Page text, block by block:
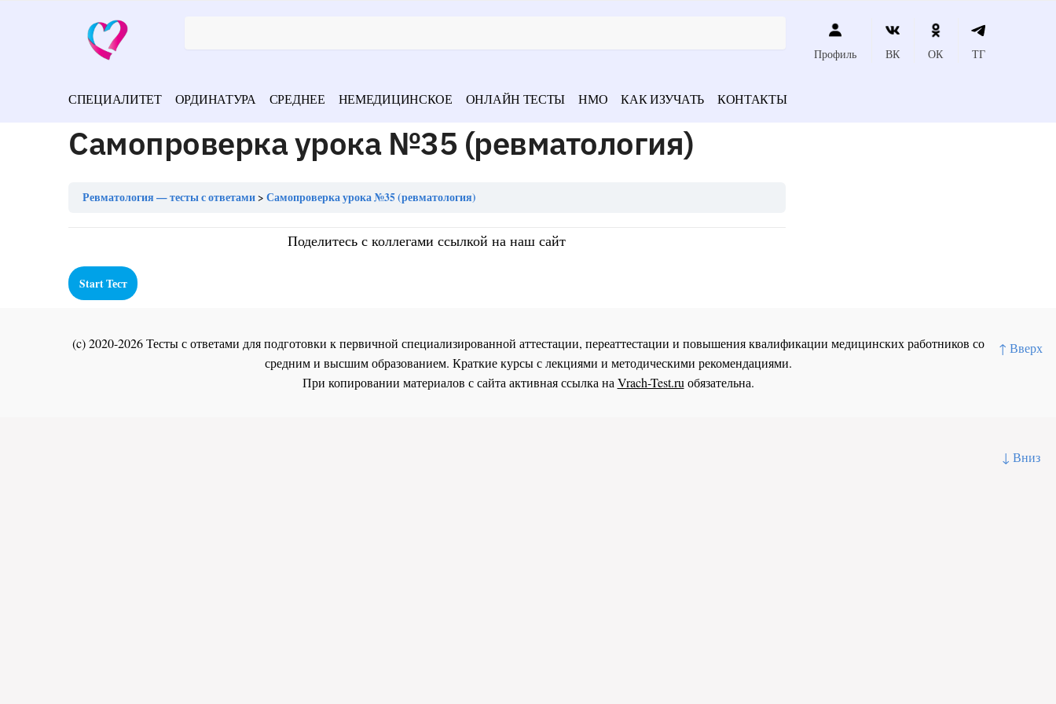
↑ Вверх
↓ Вниз
Профиль ВК ОК ТГ
СПЕЦИАЛИТЕТ ОРДИНАТУРА СРЕДНЕЕ НЕМЕДИЦИНСКОЕ ОНЛАЙН ТЕСТЫ НМО КАК ИЗУЧАТЬ КОНТАКТЫ
Самопроверка урока №35 (ревматология)
Ревматология — тесты с ответами Самопроверка урока №35 (ревматология)
Поделитесь с коллегами ссылкой на наш сайт
(c) 2020-2026 Тесты с ответами для подготовки к первичной специализированной аттестации, переаттестации и повышения квалификации медицинских работников со
средним и высшим образованием. Краткие курсы с лекциями и методическими рекомендациями.
При копировании материалов с сайта активная ссылка на Vrach-Test.ru обязательна.